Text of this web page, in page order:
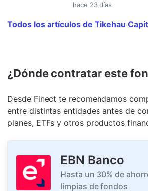
hace 23 días
Todos los artículos de Tikehau
¿Dónde contratar este
Desde Finect te recomendamos
entre distintas entidades antes de
planes, ETFs y otros productos
EBN Banco
Hasta un 30% de
limpias de fondos